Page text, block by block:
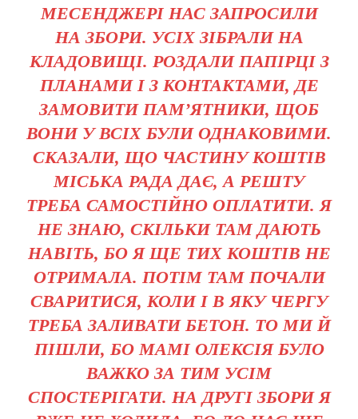
МЕСЕНДЖЕРІ НАС ЗАПРОСИЛИ
НА ЗБОРИ. УСІХ ЗІБРАЛИ НА
КЛАДОВИЩІ. РОЗДАЛИ ПАПІРЦІ З
ПЛАНАМИ І З КОНТАКТАМИ, ДЕ
ЗАМОВИТИ ПАМ’ЯТНИКИ, ЩОБ
ВОНИ У ВСІХ БУЛИ ОДНАКОВИМИ.
СКАЗАЛИ, ЩО ЧАСТИНУ КОШТІВ
МІСЬКА РАДА ДАЄ, А РЕШТУ
ТРЕБА САМОСТІЙНО ОПЛАТИТИ. Я
НЕ ЗНАЮ, СКІЛЬКИ ТАМ ДАЮТЬ
НАВІТЬ, БО Я ЩЕ ТИХ КОШТІВ НЕ
ОТРИМАЛА. ПОТІМ ТАМ ПОЧАЛИ
СВАРИТИСЯ, КОЛИ І В ЯКУ ЧЕРГУ
ТРЕБА ЗАЛИВАТИ БЕТОН. ТО МИ Й
ПІШЛИ, БО МАМІ ОЛЕКСІЯ БУЛО
ВАЖКО ЗА ТИМ УСІМ
СПОСТЕРІГАТИ. НА ДРУГІ ЗБОРИ Я